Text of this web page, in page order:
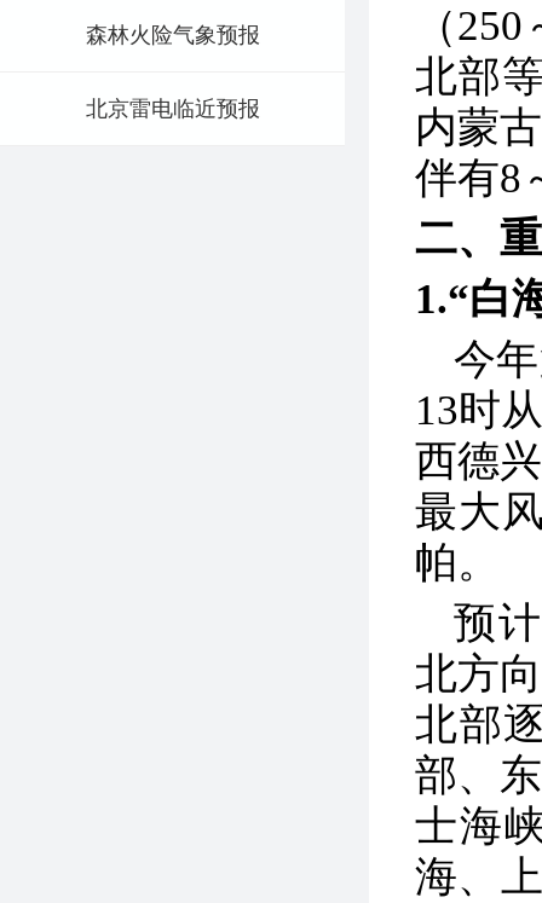
森林火险气象预报
北京雷电临近预报
（
北部
内蒙
伴有8
二、
1.“白
今
13时
西德
最大
帕。
预
北方
北部
部、
士海
海、